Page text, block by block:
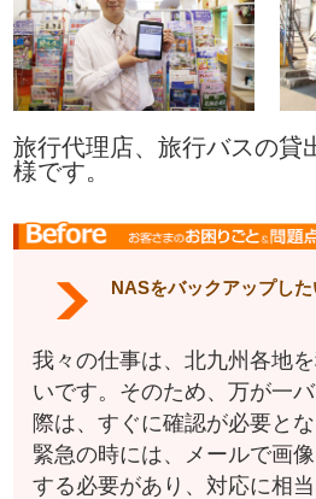
旅行代理店、旅行バスの貸
様です。
NASをバックアップした
我々の仕事は、北九州各地
いです。そのため、万が一
際は、すぐに確認が必要とな
緊急の時には、メールで画
する必要があり、対応に相